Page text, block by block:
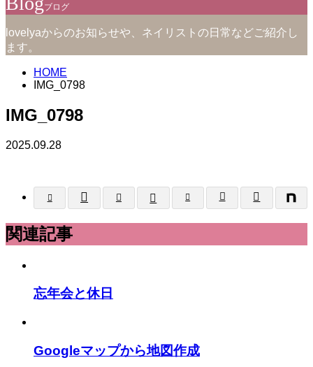
ブログ
lovelyaからのお知らせや、ネイリストの日常などご紹介し
ます。
HOME
IMG_0798
IMG_0798
2025.09.28
関連記事
忘年会と休日
Googleマップから地図作成